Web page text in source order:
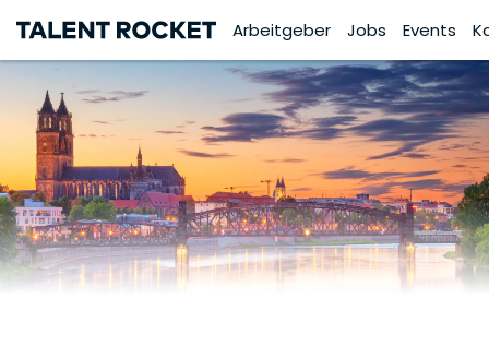
Arbeitgeber Jobs Events